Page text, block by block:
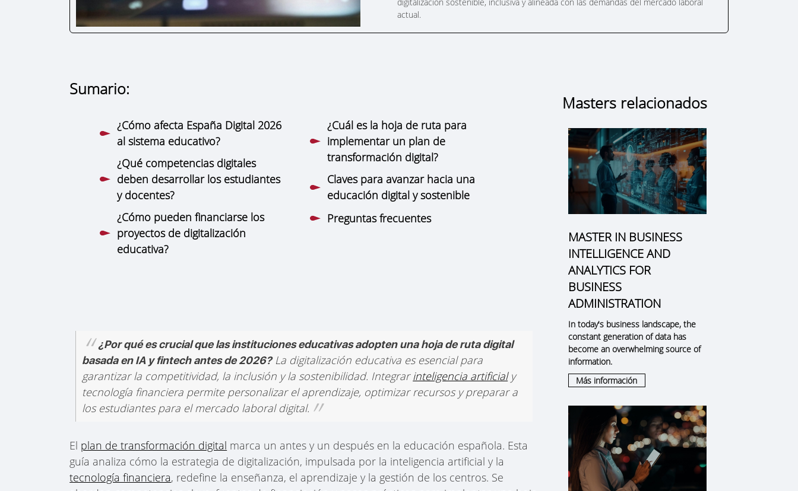
actual.
Sumario:
¿Cómo afecta España Digital 2026
al sistema educativo?
¿Qué competencias digitales
deben desarrollar los estudiantes
y docentes?
¿Cómo pueden financiarse los
proyectos de digitalización
educativa?
¿Cuál es la hoja de ruta para
implementar un plan de
transformación digital?
Claves para avanzar hacia una
educación digital y sostenible
Preguntas frecuentes
¿Por qué es crucial que las instituciones educativas adopten una hoja de ruta digital
basada en IA y fintech antes de 2026?La digitalización educativa es esencial para
garantizar la competitividad, la inclusión y la sostenibilidad. Integrarinteligencia artificialy
tecnología financiera permite personalizar el aprendizaje, optimizar recursos y preparar a
los estudiantes para el mercado laboral digital.
El plan de transformación digital marca un antes y un después en la educación española. Esta
guía analiza cómo la estrategia de digitalización, impulsada por la inteligencia artificial y la
tecnología financiera, redefine la enseñanza, el aprendizaje y la gestión de los centros. Se
Masters relacionados
MASTER IN BUSINESS
INTELLIGENCE AND
ANALYTICS FOR
BUSINESS
ADMINISTRATION
In today's business landscape, the
constant generation of data has
become an overwhelming source of
information.
Más información